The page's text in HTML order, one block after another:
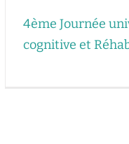
4ème Journée
cognitive et